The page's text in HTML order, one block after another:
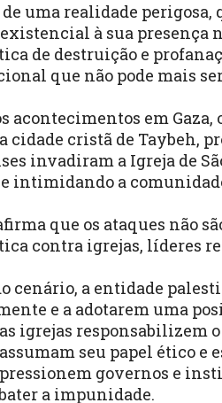
de uma realidade
à sua presença
de destruição e
que não pode mais
acontecimentos em
cidade cristã de Taybeh,
invadiram a Igreja de
e intimidando a
que os ataques não
contra igrejas, líderes
cenário, a entidade
e a adotarem uma
igrejas responsabilizem
seu papel ético
governos e
a impunidade.